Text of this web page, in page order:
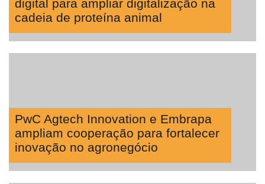
Troca
Cadeira
Precisão
Automação
e
digital para ampliar digitalização na
cadeia de proteína animal
PwC Agtech Innovation e Embrapa
ampliam cooperação para fortalecer
inovação no agronegócio